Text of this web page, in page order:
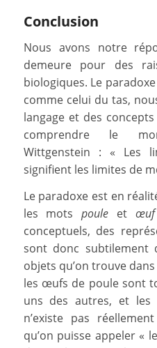
Conclusion
Nous avons notre
demeure pour des
biologiques. Le
comme celui du tas,
langage et des
comprendre le
Wittgenstein : « Les
signifient les limites de
Le paradoxe est en
les motspoule et œuf
conceptuels, des
sont donc subtilement
objets qu’on trouve
les œufs de poule sont
uns des autres, et les
n’existe pas
qu’on puisse appeler «